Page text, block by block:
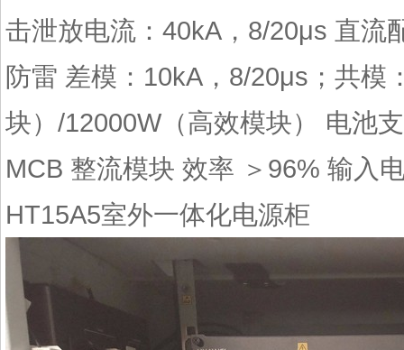
击泄放电流：40kA，8/20μs 直流
防雷 差模：10kA，8/20μs；共模
块）/12000W（高效模块） 电池
MCB 整流模块 效率 ＞96% 输入
HT15A5室外一体化电源柜